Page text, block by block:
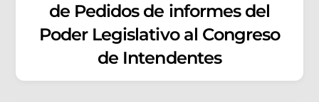
de Pedidos de informes del
Poder Legislativo al Congreso
de Intendentes